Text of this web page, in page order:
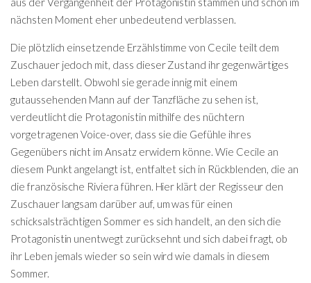
nächsten Moment eher unbedeutend verblassen.
Die plötzlich einsetzende Erzählstimme von Cecile teilt dem
Zuschauer jedoch mit, dass dieser Zustand ihr gegenwärtiges
Leben darstellt. Obwohl sie gerade innig mit einem
gutaussehenden Mann auf der Tanzfläche zu sehen ist,
verdeutlicht die Protagonistin mithilfe des nüchtern
vorgetragenen Voice-over, dass sie die Gefühle ihres
Gegenübers nicht im Ansatz erwidern könne. Wie Cecile an
diesem Punkt angelangt ist, entfaltet sich in Rückblenden, die an
die französische Riviera führen. Hier klärt der Regisseur den
Zuschauer langsam darüber auf, um was für einen
schicksalsträchtigen Sommer es sich handelt, an den sich die
Protagonistin unentwegt zurücksehnt und sich dabei fragt, ob
ihr Leben jemals wieder so sein wird wie damals in diesem
Sommer.